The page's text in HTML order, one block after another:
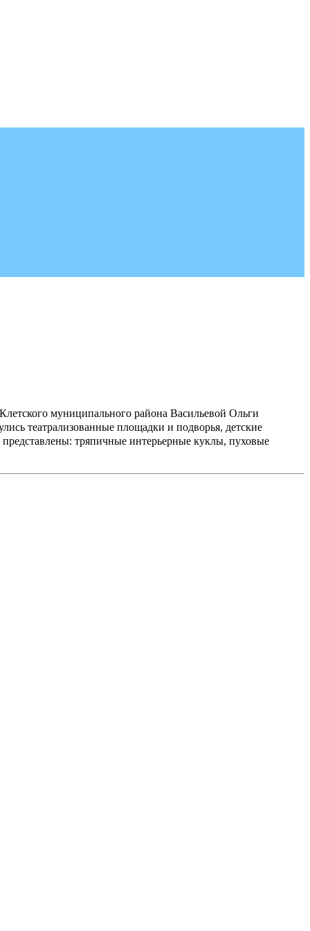
муниципального района Васильевой Ольги
театрализованные площадки и подворья, детские
тряпичные интерьерные куклы, пуховые